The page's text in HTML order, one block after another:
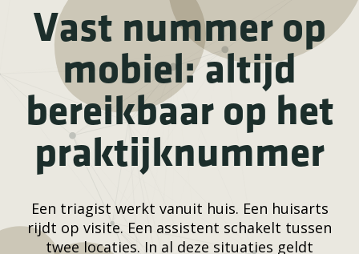
Vast nummer op
mobiel: altijd
bereikbaar op het
praktijknummer
Een triagist werkt vanuit huis. Een huisarts
rijdt op visite. Een assistent schakelt tussen
twee locaties. In al deze situaties geldt